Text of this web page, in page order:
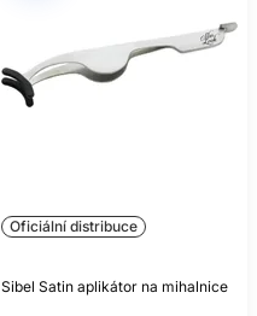
Oficiální distribuce
Sibel Satin aplikátor na mihalnice